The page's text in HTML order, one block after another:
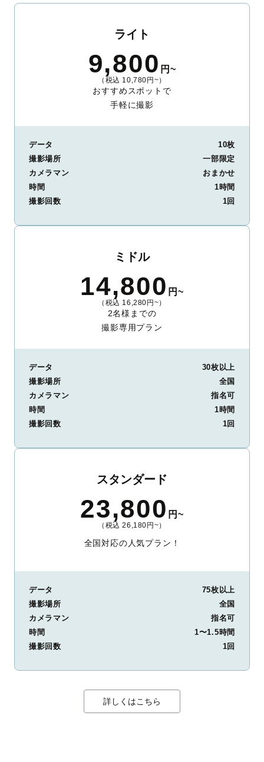
験をお届けします。
整。自然な雰囲気を残しつつも、おしゃれで洗練された仕上がり
に。きっと「こんな写真を撮ってほしかった！」と思える一枚に
出会えます。まずは、ラブグラフの撮影事例
ライト
9,800 円~
（税込 10,780円~）
おすすめスポットで
手軽に撮影
データ
10枚
撮影場所
一部限定
カメラマン
おまかせ
時間
1時間
撮影回数
1回
ミドル
14,800 円~
（税込 16,280円~）
2名様までの
撮影専用プラン
データ
30枚以上
撮影場所
全国
カメラマン
指名可
時間
1時間
撮影回数
1回
スタンダード
23,800 円~
（税込 26,180円~）
全国対応の人気プラン！
データ
75枚以上
撮影場所
全国
カメラマン
指名可
時間
1〜1.5時間
撮影回数
1回
詳しくはこちら